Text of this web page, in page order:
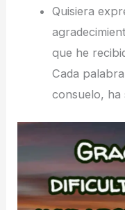
Quisiera
que he
Cada
consuelo, ha